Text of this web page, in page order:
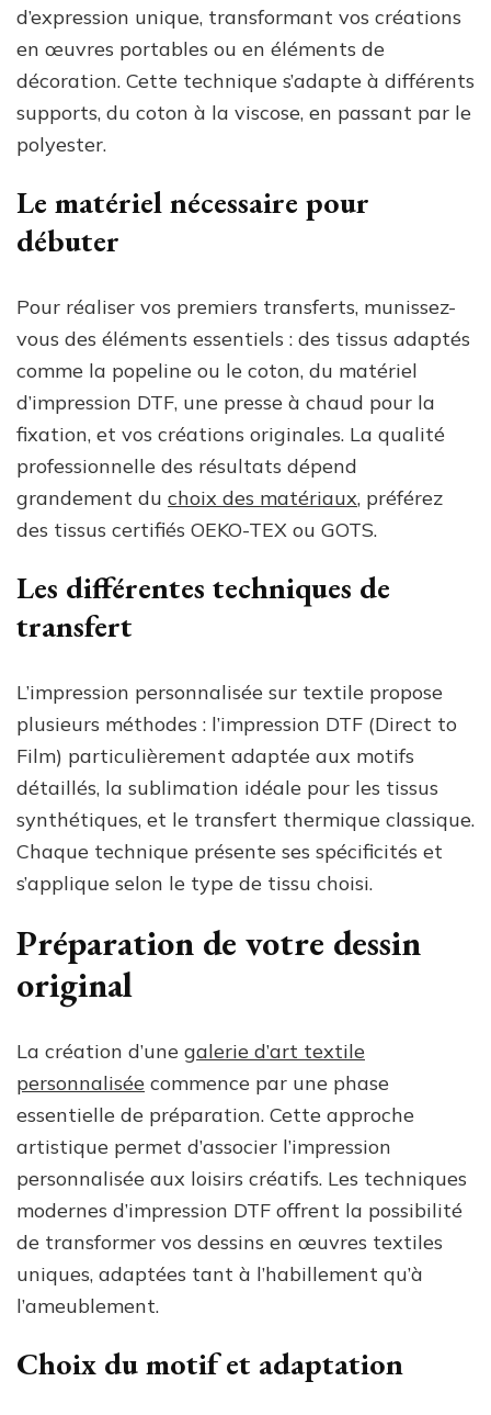
d’expression unique, transformant vos créations
en œuvres portables ou en éléments de
décoration. Cette technique s’adapte à différents
supports, du coton à la viscose, en passant par le
polyester.
Le matériel nécessaire pour
débuter
Pour réaliser vos premiers transferts, munissez-
vous des éléments essentiels : des tissus adaptés
comme la popeline ou le coton, du matériel
d’impression DTF, une presse à chaud pour la
fixation, et vos créations originales. La qualité
professionnelle des résultats dépend
grandement du choix des matériaux, préférez
des tissus certifiés OEKO-TEX ou GOTS.
Les différentes techniques de
transfert
L’impression personnalisée sur textile propose
plusieurs méthodes : l’impression DTF (Direct to
Film) particulièrement adaptée aux motifs
détaillés, la sublimation idéale pour les tissus
synthétiques, et le transfert thermique classique.
Chaque technique présente ses spécificités et
s’applique selon le type de tissu choisi.
Préparation de votre dessin
original
La création d’une galerie d’art textile
personnalisée commence par une phase
essentielle de préparation. Cette approche
artistique permet d’associer l’impression
personnalisée aux loisirs créatifs. Les techniques
modernes d’impression DTF offrent la possibilité
de transformer vos dessins en œuvres textiles
uniques, adaptées tant à l’habillement qu’à
l’ameublement.
Choix du motif et adaptation